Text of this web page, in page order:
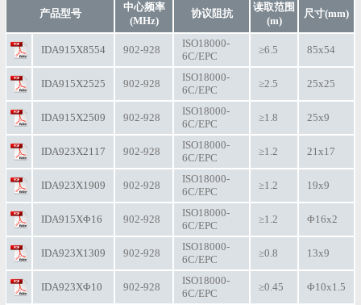
产品型号
中心频率
(MHz)
协议阻抗
读取范围
(m)
尺寸(mm)
IDA915X8554 902-928
ISO18000-
6C/EPC
≥6.5 85x54
IDA915X2525 902-928
ISO18000-
6C/EPC
≥2.5 25x25
IDA915X2509 902-928
ISO18000-
6C/EPC
≥1.8 25x9
IDA923X2117 902-928
ISO18000-
6C/EPC
≥1.2 21x17
IDA923X1909 902-928
ISO18000-
6C/EPC
≥1.2 19x9
IDA915XΦ16 902-928
ISO18000-
6C/EPC
≥1.2 Φ16x2
IDA923X1309 902-928
ISO18000-
6C/EPC
≥0.8 13x9
IDA923XΦ10 902-928
ISO18000-
6C/EPC
≥0.45 Φ10x1.5